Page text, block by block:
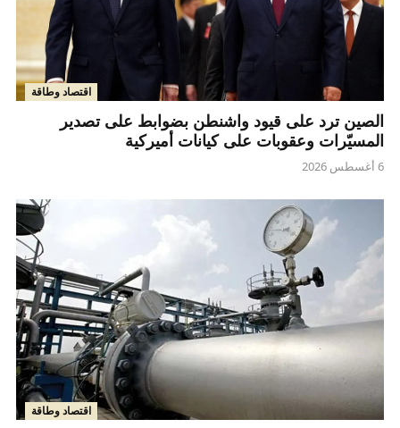
اقتصاد وطاقة
الصين ترد على قيود واشنطن بضوابط على تصدير
المسيّرات وعقوبات على كيانات أميركية
6 أغسطس 2026
اقتصاد وطاقة